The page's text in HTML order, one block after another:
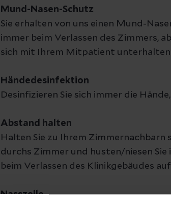
Mund-Nasen-Schutz
Sie erhalten von uns einen Mund-
immer beim Verlassen des Zimmers,
sich mit Ihrem Mitpatient unterhalten
Händedesinfektion
Desinfizieren Sie sich immer die
Abstand halten
Halten Sie zu Ihrem
durchs Zimmer und husten/niesen
beim Verlassen des Klinikgebäudes
Nasszelle
Desinfizieren Sie sich vor und nach